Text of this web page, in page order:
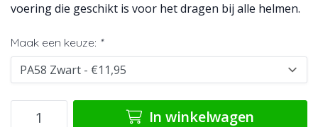
voering die geschikt is voor het dragen bij alle helmen.
Maak een keuze: *
In winkelwagen